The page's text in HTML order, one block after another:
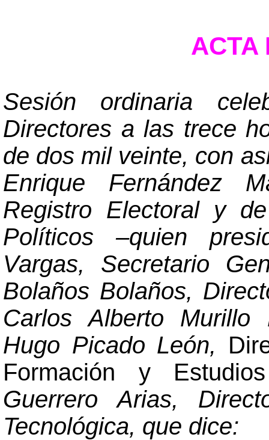
ACTA
Sesión ordinaria
Directores a las trece
de dos mil veinte, con
Enrique Fernández
Registro Electoral y
Políticos–quien
Vargas, Secretario
Bolaños Bolaños,
Carlos Alberto Murillo
Hugo Picado León,
Formación y
Guerrero Arias,
Tecnológica, que dice: